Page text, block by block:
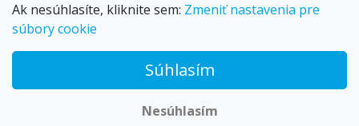
Ak nesúhlasíte, kliknite sem: Zmeniť nastavenia pre
súbory cookie
Súhlasím
Nesúhlasím